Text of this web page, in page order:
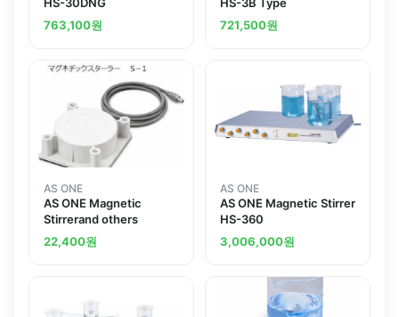
763,100원
721,500원
AS ONE
AS ONE Magnetic
Stirrerand others
22,400원
AS ONE
AS ONE Magnetic Stirrer
HS-360
3,006,000원